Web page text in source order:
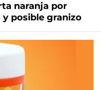
naranja por
posible granizo